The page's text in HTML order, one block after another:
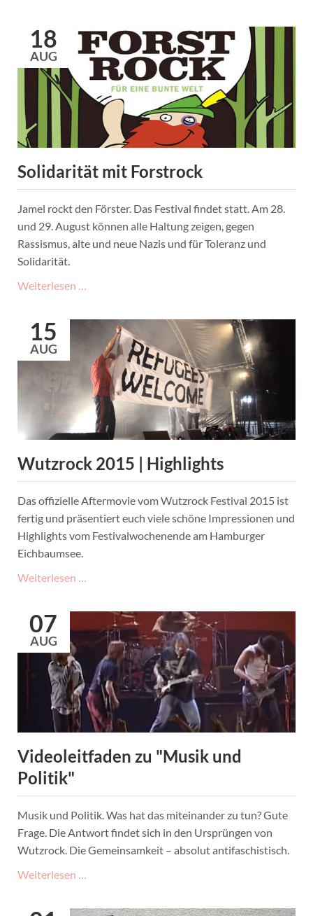
Brookkehre
18
AUG
Solidarität mit Forstrock
Jamel rockt den Förster. Das Festival findet statt. Am 28.
und 29. August können alle Haltung zeigen, gegen
Rassismus, alte und neue Nazis und für Toleranz und
Solidarität.
Weiterlesen …
Forstrock
15
AUG
Wutzrock 2015 | Highlights
Das offizielle Aftermovie vom Wutzrock Festival 2015 ist
fertig und präsentiert euch viele schöne Impressionen und
Highlights vom Festivalwochenende am Hamburger
Eichbaumsee.
Weiterlesen …
|
Highlights
07
AUG
Videoleitfaden zu "Musik und
Politik"
Musik und Politik. Was hat das miteinander zu tun? Gute
Frage. Die Antwort findet sich in den Ursprüngen von
Wutzrock. Die Gemeinsamkeit – absolut antifaschistisch.
Weiterlesen …
"Musik